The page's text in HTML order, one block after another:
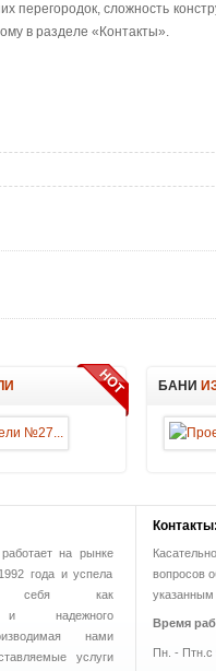
перегородок, сложность
в разделе «Контакты».
БАНИ
на рынке
года и успела
себя как
и надежного
нами
услуги
Контакты:
вопросов
указанным
Время
Пн. - Птн.с